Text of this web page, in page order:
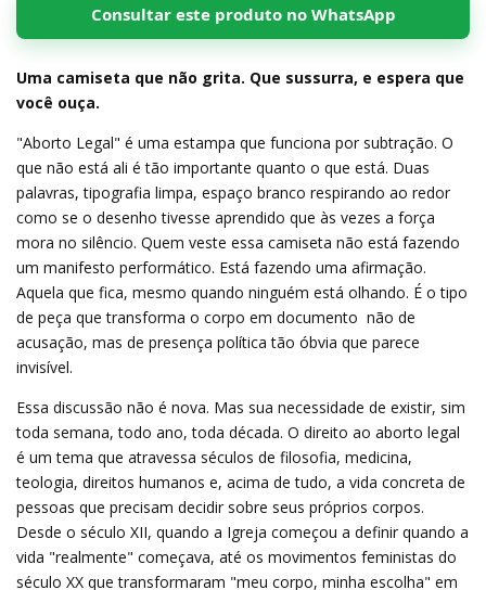
Consultar este produto no WhatsApp
Uma camiseta que não grita. Que sussurra, e espera que
você ouça.
"Aborto Legal" é uma estampa que funciona por subtração. O
que não está ali é tão importante quanto o que está. Duas
palavras, tipografia limpa, espaço branco respirando ao redor 
como se o desenho tivesse aprendido que às vezes a força
mora no silêncio. Quem veste essa camiseta não está fazendo
um manifesto performático. Está fazendo uma afirmação.
Aquela que fica, mesmo quando ninguém está olhando. É o tipo
de peça que transforma o corpo em documento  não de
acusação, mas de presença política tão óbvia que parece
invisível.
Essa discussão não é nova. Mas sua necessidade de existir, sim 
toda semana, todo ano, toda década. O direito ao aborto legal
é um tema que atravessa séculos de filosofia, medicina,
teologia, direitos humanos e, acima de tudo, a vida concreta de
pessoas que precisam decidir sobre seus próprios corpos.
Desde o século XII, quando a Igreja começou a definir quando a
vida "realmente" começava, até os movimentos feministas do
século XX que transformaram "meu corpo, minha escolha" em